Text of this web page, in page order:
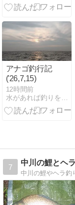
アナゴ釣行記
('26,7,15)
12時間前
7
中川の鯉とヘ